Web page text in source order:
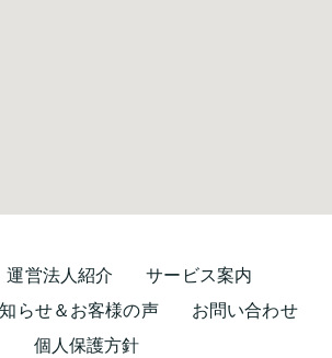
運営法人紹介
サービス案内
らせ＆お客様の声
お問い合わせ
個人保護方針